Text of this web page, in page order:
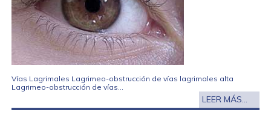
Vías Lagrimales Lagrimeo-obstrucción de vías lagrimales alta
Lagrimeo-obstrucción de vías...
LEER MÁS...